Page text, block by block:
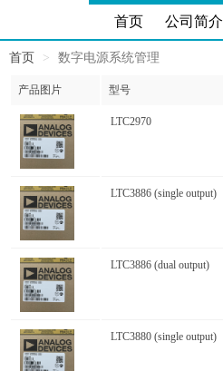
首页 公司简介
首页 数字电源系统管理
产品图片 型号
LTC2970
LTC3886 (single output)
LTC3886 (dual output)
LTC3880 (single output)